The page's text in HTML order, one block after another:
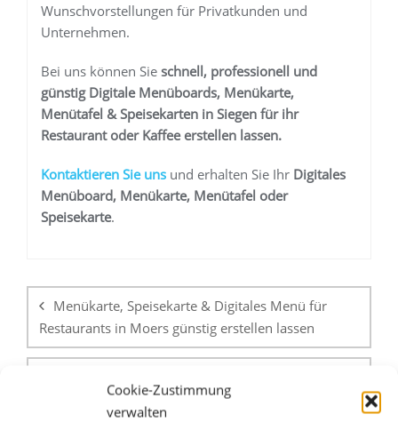
Cookie-Zustimmung
verwalten
Wunschvorstellungen für Privatkunden und
Unternehmen.
Bei uns können Sie schnell, professionell und
günstig Digitale Menüboards, Menükarte,
Menütafel & Speisekarten in Siegen für ihr
Restaurant oder Kaffee erstellen lassen.
Kontaktieren Sie uns und erhalten Sie Ihr Digitales
Menüboard, Menükarte, Menütafel oder
Speisekarte.
Menükarte, Speisekarte & Digitales Menü für
Restaurants in Moers günstig erstellen lassen
Restaurants in Hildesheim günstig erstellen lassen